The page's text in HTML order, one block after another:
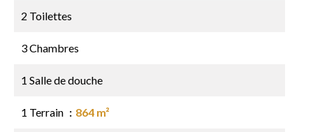
2 Toilettes
3 Chambres
1 Salle de douche
1 Terrain 864 m²